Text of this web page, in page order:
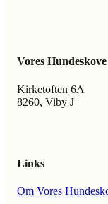
Vores Hundeskove
Kirketoften 6A
8260, Viby J
Links
Om Vores